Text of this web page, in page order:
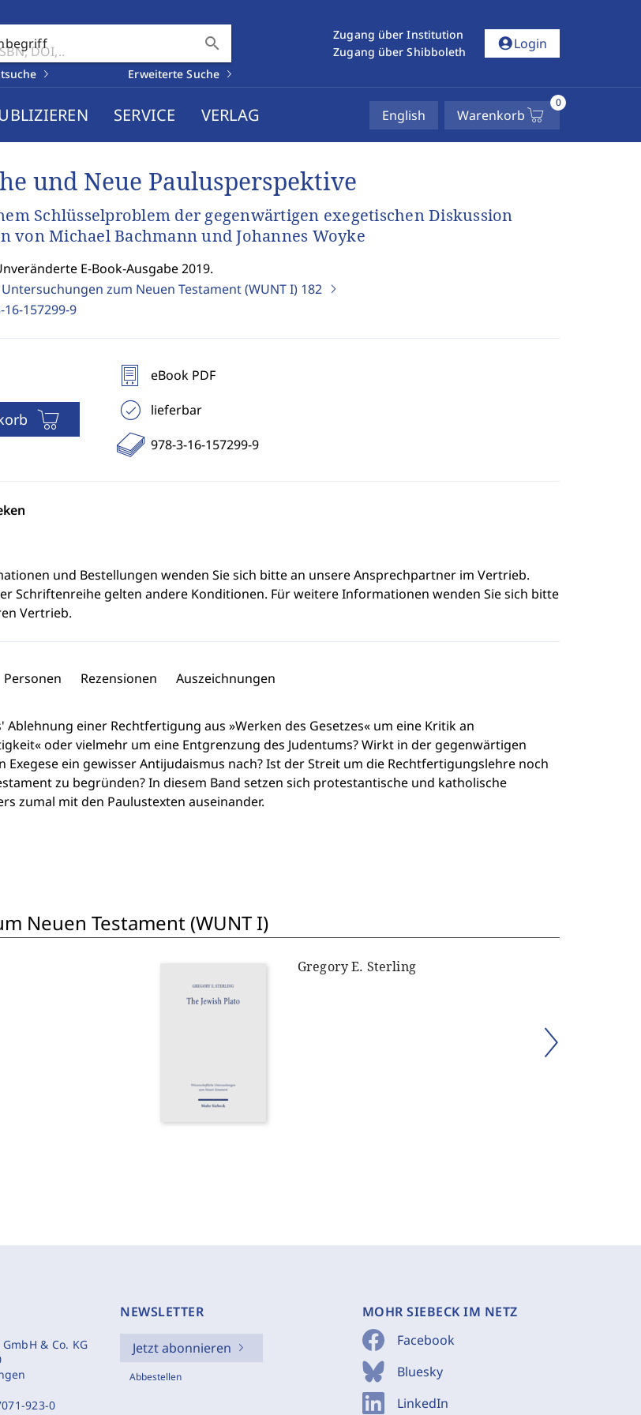
search
Erweiterte Suche
Zugang über Institution
Zugang über Shibboleth
account_circleLogin
SERVICE VERLAG English Warenkorb
0
und Neue Paulusperspektive
Schlüsselproblem der gegenwärtigen exegetischen Diskussion
von Michael Bachmann und Johannes Woyke
E-Book-Ausgabe 2019.
zum Neuen Testament (WUNT I) 182
157299-9
eBook PDF
lieferbar
978-3-16-157299-9
und Bestellungen wenden Sie sich bitte an unsere Ansprechpartner im Vertrieb.
Schriftenreihe gelten andere Konditionen. Für weitere Informationen wenden Sie sich bitte
Vertrieb.
Personen Rezensionen Auszeichnungen
Ablehnung einer Rechtfertigung aus »Werken des Gesetzes« um eine Kritik an
oder vielmehr um eine Entgrenzung des Judentums? Wirkt in der gegenwärtigen
Exegese ein gewisser Antijudaismus nach? Ist der Streit um die Rechtfertigungslehre noch
zu begründen? In diesem Band setzen sich protestantische und katholische
zumal mit den Paulustexten auseinander.
Neuen Testament (WUNT I)
Gregory E. Sterling
& Co. KG
923-0
NEWSLETTER
Jetzt abonnieren
Abbestellen
MOHR SIEBECK IM NETZ
Facebook
Bluesky
LinkedIn